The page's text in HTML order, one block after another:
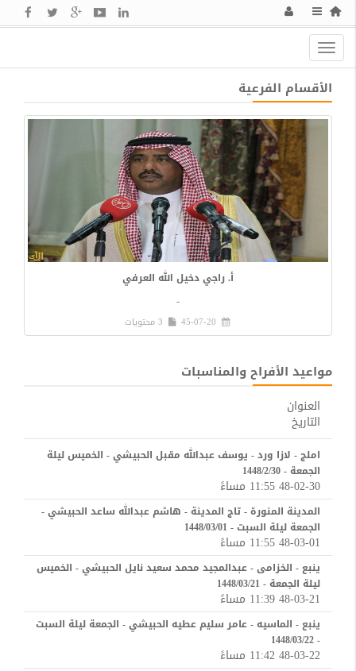
Toggle
navigation
الأقسام الفرعية
أ. راجي دخيل الله العرفي
-
45-07-20
مواعيد الأفراح والمناسبات
العنوان
التاريخ
املج - لازا ورد - يوسف عبدالله مقبل الحبيشي - الخميس ليلة
الجمعة - 1448/2/30
48-02-30 11:55 مساءً
المدينة المنورة - تاج المدينة - هاشم عبدالله ساعد الحبيشي -
الجمعة ليلة السبت - 1448/03/01
48-03-01 11:55 مساءً
ينبع - الخزامى - عبدالمجيد محمد سعيد نايل الحبيشي - الخميس
ليلة الجمعة - 1448/03/21
48-03-21 11:39 مساءً
ينبع - الماسيه - عامر سليم عطيه الحبيشي - الجمعة ليلة السبت
- 1448/03/22
48-03-22 11:42 مساءً